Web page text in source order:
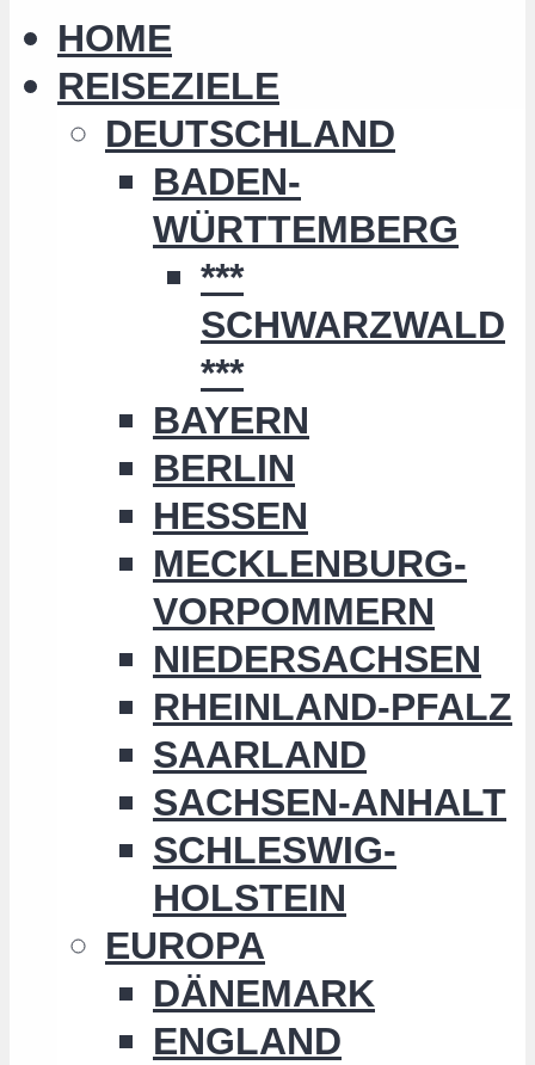
HOME
REISEZIELE
DEUTSCHLAND
BADEN-
WÜRTTEMBERG
***
SCHWARZWALD
***
BAYERN
BERLIN
HESSEN
MECKLENBURG-
VORPOMMERN
NIEDERSACHSEN
RHEINLAND-PFALZ
SAARLAND
SACHSEN-ANHALT
SCHLESWIG-
HOLSTEIN
EUROPA
DÄNEMARK
ENGLAND